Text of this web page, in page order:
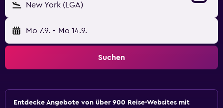
New York (LGA)
Mo 7.9. - Mo 14.9.
Suchen
Entdecke Angebote von über 900 Reise-Websites mit